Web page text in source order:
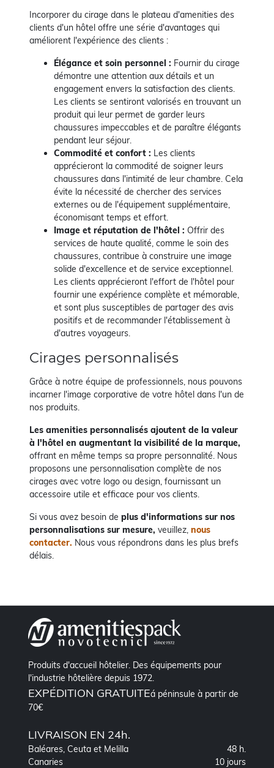
Incorporer du cirage dans le plateau d'amenities des
clients d'un hôtel offre une série d'avantages qui
améliorent l'expérience des clients :
Élégance et soin personnel : Fournir du cirage
démontre une attention aux détails et un
engagement envers la satisfaction des clients.
Les clients se sentiront valorisés en trouvant un
produit qui leur permet de garder leurs
chaussures impeccables et de paraître élégants
pendant leur séjour.
Commodité et confort : Les clients
apprécieront la commodité de soigner leurs
chaussures dans l'intimité de leur chambre. Cela
évite la nécessité de chercher des services
externes ou de l'équipement supplémentaire,
économisant temps et effort.
Image et réputation de l'hôtel : Offrir des
services de haute qualité, comme le soin des
chaussures, contribue à construire une image
solide d'excellence et de service exceptionnel.
Les clients apprécieront l'effort de l'hôtel pour
fournir une expérience complète et mémorable,
et sont plus susceptibles de partager des avis
positifs et de recommander l'établissement à
d'autres voyageurs.
Cirages personnalisés
Grâce à notre équipe de professionnels, nous pouvons
incarner l'image corporative de votre hôtel dans l'un de
nos produits.
Les amenities personnalisés ajoutent de la valeur
à l'hôtel en augmentant la visibilité de la marque,
offrant en même temps sa propre personnalité. Nous
proposons une personnalisation complète de nos
cirages avec votre logo ou design, fournissant un
accessoire utile et efficace pour vos clients.
Si vous avez besoin de plus d'informations sur nos
personnalisations sur mesure, veuillez, nous
contacter. Nous vous répondrons dans les plus brefs
délais.
Produits d'accueil hôtelier. Des équipements pour
l'industrie hôtelière depuis 1972.
EXPÉDITION GRATUITEá péninsule à partir de
70€
LIVRAISON EN 24h.
Baléares, Ceuta et Melilla
48 h.
Canaries
10 jours